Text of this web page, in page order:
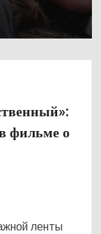
фильме о
ленты